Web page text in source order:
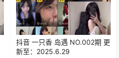
抖音 一只香 岛遇 NO.002期 更
新至：2025.6.29